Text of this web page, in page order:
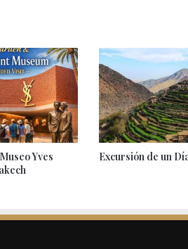
Yves
Excursión de un